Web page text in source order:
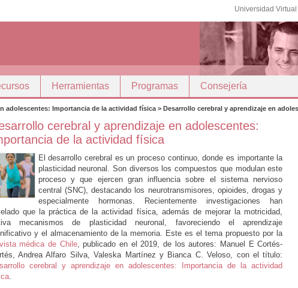
Universidad Virtual
Herramientas Programas Consejería
adolescentes: Importancia de la actividad física > Desarrollo cerebral y aprendizaje en
cerebral y aprendizaje en adolescentes:
de la actividad física
El desarrollo cerebral es un proceso continuo, donde es importante la
plasticidad neuronal. Son diversos los compuestos que modulan este
proceso y que ejercen gran influencia sobre el sistema nervioso
central (SNC), destacando los neurotransmisores, opioides, drogas y
especialmente hormonas. Recientemente investigaciones han
que la práctica de la actividad física, además de mejorar la motricidad,
mecanismos de plasticidad neuronal, favoreciendo el aprendizaje
y el almacenamiento de la memoria. Este es el tema propuesto por la
médica de Chile, publicado en el 2019, de los autores: Manuel E Cortés-
Andrea Alfaro Silva, Valeska Martínez y Bianca C. Veloso, con el título:
cerebral y aprendizaje en adolescentes: Importancia de la actividad
.